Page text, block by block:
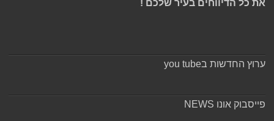
את כל הדיווחים בעיר שלכם !
ערוץ החדשות בyou tube
פייסבוק אונו NEWS